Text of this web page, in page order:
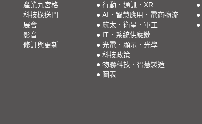
產業九宮格
科技椽送門
展會
影音
修訂與更新
● 行動．通訊．XR
● AI．智慧應用．電商物流
● 航太．衛星．軍工
● IT．系統供應鏈
● 光電．顯示．光學
● 科技政策
● 物聯科技．智慧製造
● 圖表
●
●
●